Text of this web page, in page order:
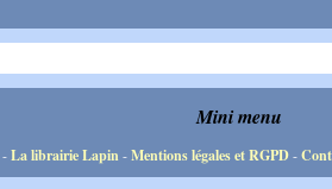
Mini menu
-La librairie Lapin-Mentions légales et RGPD-